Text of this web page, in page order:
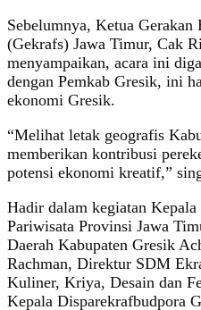
Sebelumnya, Ketua
(Gekrafs) Jawa Timur, Cak
menyampaikan, acara ini
dengan Pemkab Gresik, ini
ekonomi Gresik.
“Melihat letak geografis
memberikan kontribusi
potensi ekonomi kreatif,”
Hadir dalam kegiatan
Pariwisata Provinsi Jawa
Daerah Kabupaten Gresik
Rachman, Direktur SDM
Kuliner, Kriya, Desain dan
Kepala Disparekrafbudpora